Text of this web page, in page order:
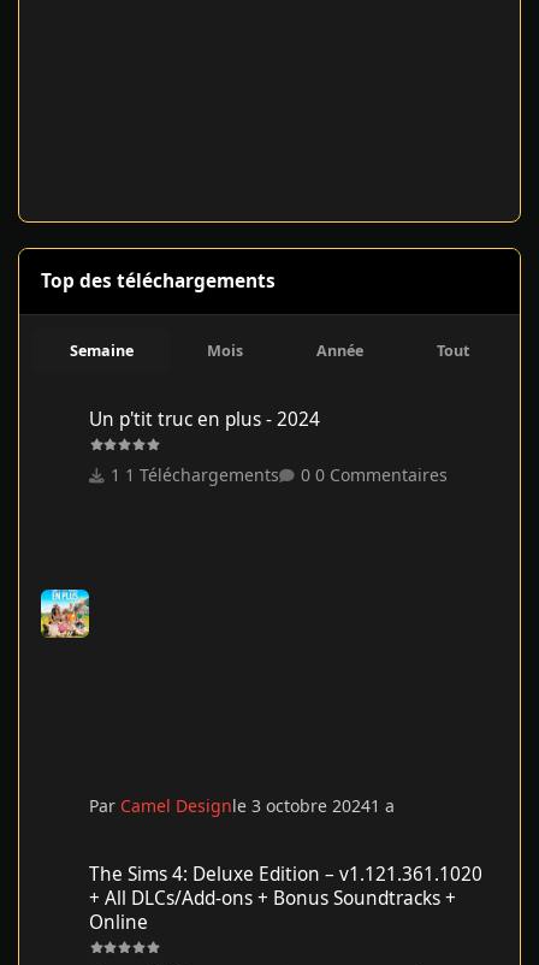
Top des téléchargements
Semaine Mois Année Tout
Un p'tit truc en plus - 2024
1 Téléchargements 0 Commentaires
Par Camel Designle 3 octobre 20241 a
The Sims 4: Deluxe Edition – v1.121.361.1020
+ All DLCs/Add-ons + Bonus Soundtracks +
Online